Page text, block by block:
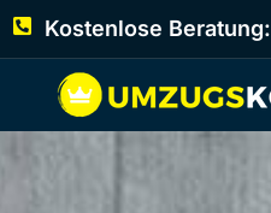
Kostenlose Beratung: